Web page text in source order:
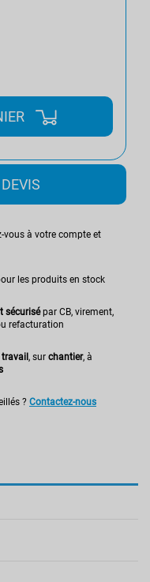
vous à votre compte et
les produits en stock
sécurisépar CB, virement,
refacturation
travail , sur chantier, à
? Contactez-nous